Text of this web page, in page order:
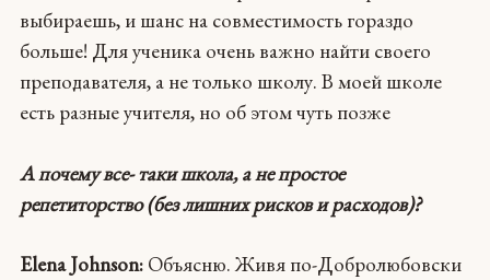
выбираешь, и шанс на совместимость гораздо
больше! Для ученика очень важно найти своего
преподавателя, а не только школу. В моей школе
есть разные учителя, но об этом чуть позже
А почему все- таки школа, а не простое
репетиторство (без лишних рисков и расходов)?
Elena Johnson: Объясню. Живя по-Добролюбовски